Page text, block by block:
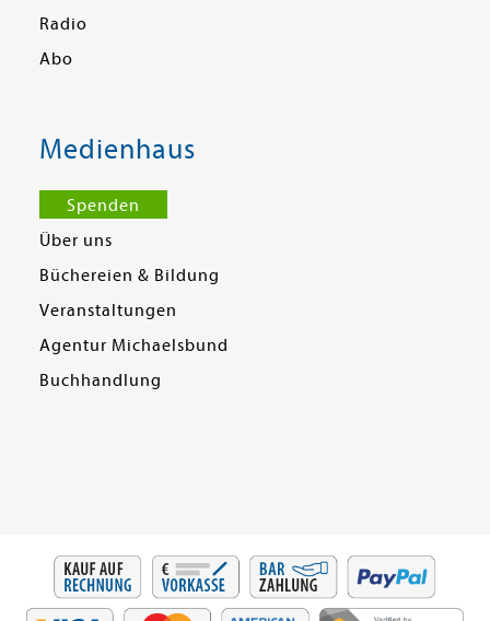
Radio
Abo
Medienhaus
Spenden
Über uns
Büchereien & Bildung
Veranstaltungen
Agentur Michaelsbund
Buchhandlung